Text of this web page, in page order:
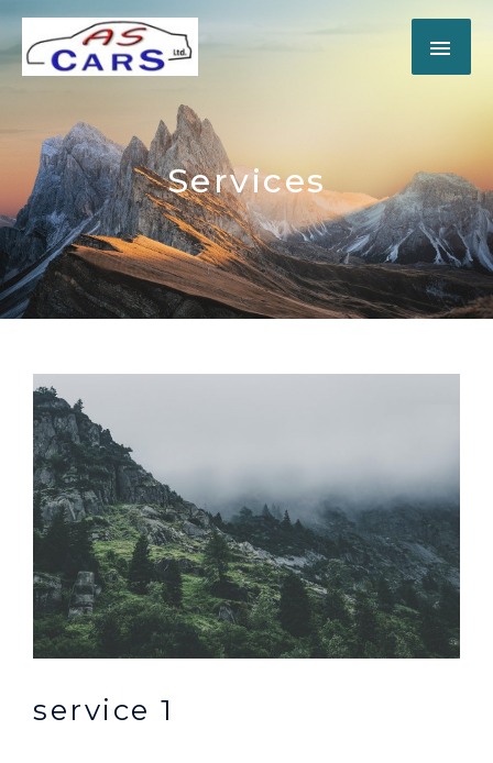
Services
service 1